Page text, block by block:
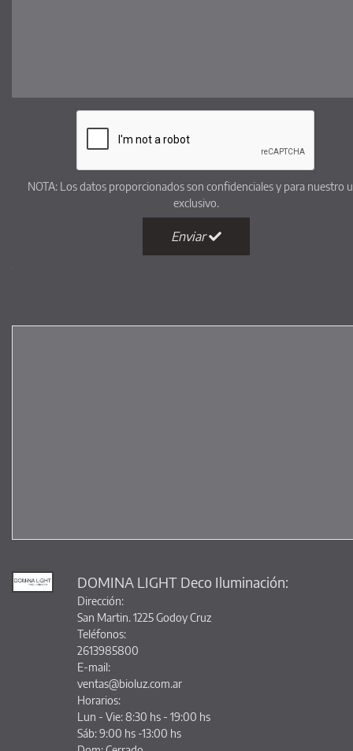
NOTA: Los datos proporcionados son confidenciales y para nuestro
exclusivo.
Enviar
DOMINA LIGHT Deco Iluminación:
Dirección:
San Martin. 1225 Godoy Cruz
Teléfonos:
2613985800
E-mail:
ventas@bioluz.com.ar
Horarios:
Lun - Vie: 8:30 hs - 19:00 hs
Sáb: 9:00 hs -13:00 hs